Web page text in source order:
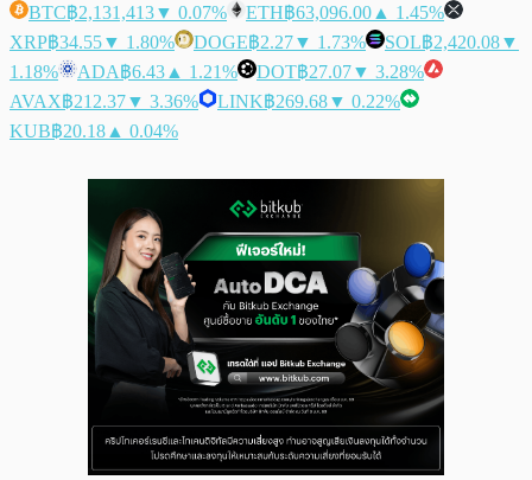
BTC฿2,131,413▼ 0.07% ETH฿63,096.00 ▲ 1.45%
XRP฿34.55▼ 1.80% DOGE฿2.27▼ 1.73% SOL฿2,420.08▼
1.18%
ADA฿6.43 ▲ 1.21% DOT฿27.07▼ 3.28%
AVAX฿212.37▼ 3.36% LINK฿269.68▼ 0.22%
KUB฿20.18 ▲ 0.04%